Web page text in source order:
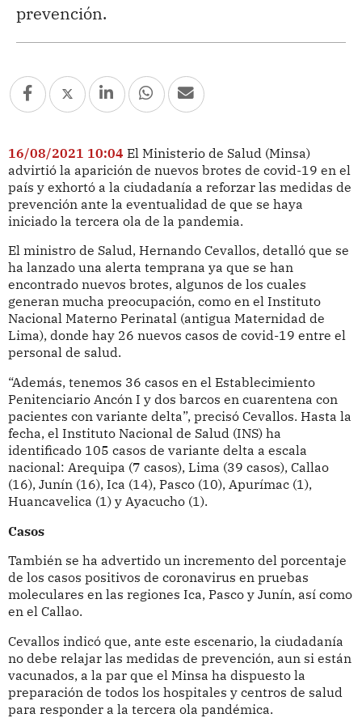
prevención.
16/08/2021 10:04 El Ministerio de Salud (Minsa)
advirtió la aparición de nuevos brotes de covid-19 en el
país y exhortó a la ciudadanía a reforzar las medidas de
prevención ante la eventualidad de que se haya
iniciado la tercera ola de la pandemia.
El ministro de Salud, Hernando Cevallos, detalló que se
ha lanzado una alerta temprana ya que se han
encontrado nuevos brotes, algunos de los cuales
generan mucha preocupación, como en el Instituto
Nacional Materno Perinatal (antigua Maternidad de
Lima), donde hay 26 nuevos casos de covid-19 entre el
personal de salud.
“Además, tenemos 36 casos en el Establecimiento
Penitenciario Ancón I y dos barcos en cuarentena con
pacientes con variante delta”, precisó Cevallos. Hasta la
fecha, el Instituto Nacional de Salud (INS) ha
identificado 105 casos de variante delta a escala
nacional: Arequipa (7 casos), Lima (39 casos), Callao
(16), Junín (16), Ica (14), Pasco (10), Apurímac (1),
Huancavelica (1) y Ayacucho (1).
Casos
También se ha advertido un incremento del porcentaje
de los casos positivos de coronavirus en pruebas
moleculares en las regiones Ica, Pasco y Junín, así como
en el Callao.
Cevallos indicó que, ante este escenario, la ciudadanía
no debe relajar las medidas de prevención, aun si están
vacunados, a la par que el Minsa ha dispuesto la
preparación de todos los hospitales y centros de salud
para responder a la tercera ola pandémica.